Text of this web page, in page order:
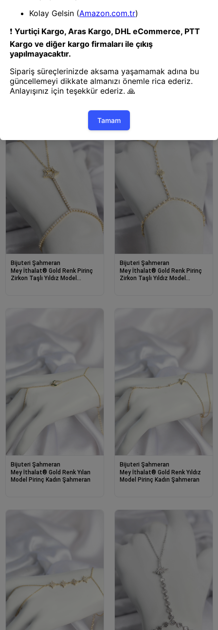
Mey İthalat® Gold Renk Pirinç
Zirkon Taşlı Nazar Model
Şahmeran
Mey İthalat® Gold Renk Pirinç
Zirkon Taşlı Pembe Kalp Model
Şahmeran
Bijuteri Şahmeran
Mey İthalat® Gold Renk Pirinç
Zirkon Taşlı Yıldız Model
Bijuteri Şahmeran
Mey İthalat® Gold Renk Pirinç
Zirkon Taşlı Yıldız Model
Bijuteri Şahmeran
Mey İthalat® Gold Renk Yılan
Model Pirinç Kadın Şahmeran
Bijuteri Şahmeran
Mey İthalat® Gold Renk Yıldız
Model Pirinç Kadın Şahmeran